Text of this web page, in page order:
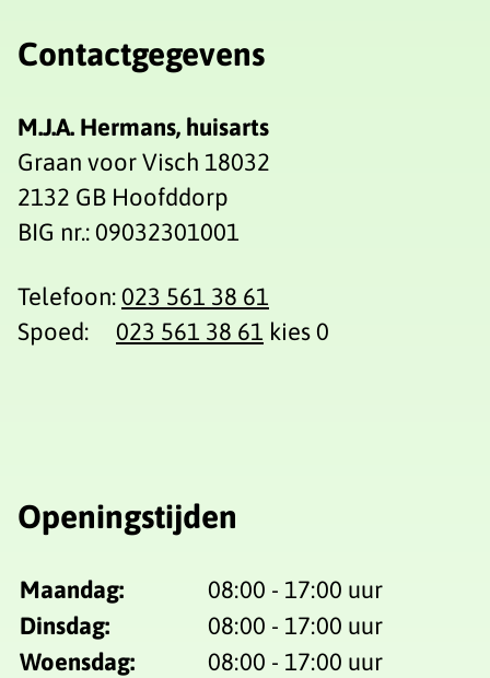
Contactgegevens
M.J.A. Hermans, huisarts
Graan voor Visch 18032
2132 GB Hoofddorp
BIG nr.: 09032301001
Telefoon:023 561 38 61
Spoed: 023 561 38 61 kies 0
Openingstijden
Maandag:
08:00 - 17:00 uur
Dinsdag:
08:00 - 17:00 uur
Woensdag:
08:00 - 17:00 uur